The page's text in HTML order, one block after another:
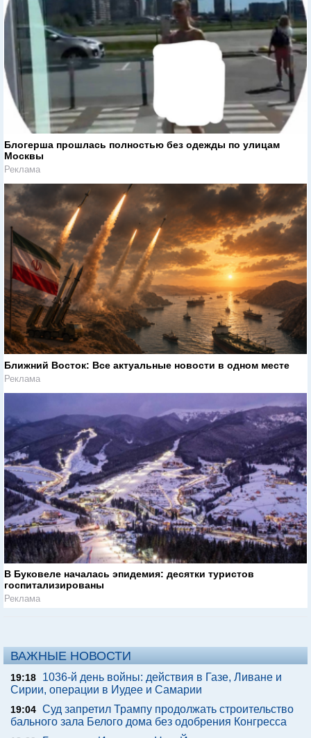
Блогерша прошлась полностью без одежды по улицам
Москвы
Реклама
Ближний Восток: Все актуальные новости в одном месте
Реклама
В Буковеле началась эпидемия: десятки туристов
госпитализированы
Реклама
ВАЖНЫЕ НОВОСТИ
19:18
1036-й день войны: действия в Газе, Ливане и
Сирии, операции в Иудее и Самарии
19:04 Суд запретил Трампу продолжать строительство
бального зала Белого дома без одобрения Конгресса